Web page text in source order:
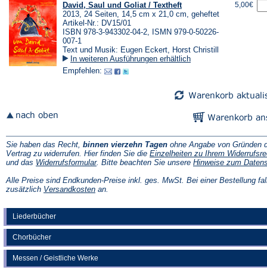
Liederbücher
Chorbücher
Messen / Geistliche Werke
David, Saul und Goliat / Textheft
2013, 24 Seiten, 14,5 cm x 21,0 cm, geheftet
Artikel-Nr.: DV15/01
ISBN 978-3-943302-04-2, ISMN 979-0-50226-
007-1
Text und Musik: Eugen Eckert, Horst Christill
In weiteren Ausführungen erhältlich
Empfehlen:
5,00€
Sie haben das Recht, binnen vierzehn Tagen ohne Angabe von Gründen
Vertrag zu widerrufen. Hier finden Sie die Einzelheiten zu Ihrem
und das Widerrufsformular(Öffnet
einem
neuen
. Bitte beachten Sie unsere Hinweise zum
Alle Preise sind Endkunden-Preise inkl. ges. MwSt. Bei einer Bestellung
zusätzlich Versandkosten(Öffnet
an.